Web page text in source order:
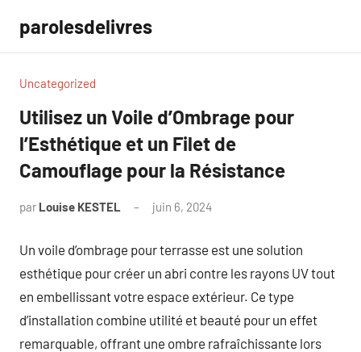
contenu
parolesdelivres
Uncategorized
Utilisez un Voile d’Ombrage pour
l’Esthétique et un Filet de
Camouflage pour la Résistance
par Louise KESTEL juin 6, 2024
Un voile d’ombrage pour terrasse est une solution
esthétique pour créer un abri contre les rayons UV tout
en embellissant votre espace extérieur. Ce type
d’installation combine utilité et beauté pour un effet
remarquable, offrant une ombre rafraîchissante lors